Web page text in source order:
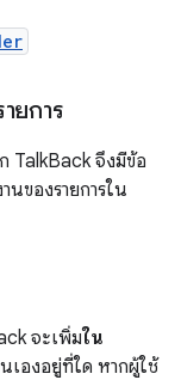
ยการ
TalkBack จึงมีข้อ
ของรายการใน
จะเพิ่มใน
เองอยู่ที่ใด หากผู้ใช้